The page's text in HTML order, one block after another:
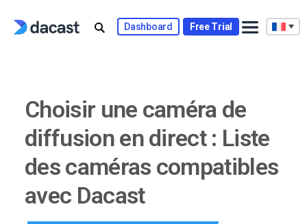
Dashboard Free Trial
Choisir une caméra de
diffusion en direct : Liste
des caméras compatibles
avec Dacast